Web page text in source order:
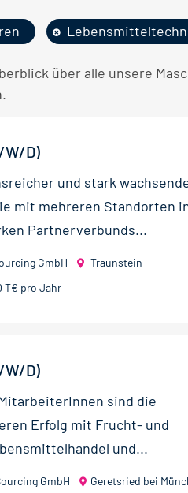
über alle unsere
W/D)
und stark
mit mehreren Standorten
Partnerverbunds...
GmbH
Traunstein
T€ pro Jahr
W/D)
sind die
Erfolg mit Frucht- und
und...
GmbH
Geretsried bei